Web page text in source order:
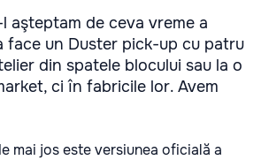
aşteptam de ceva vreme a
face un Duster pick-up cu patru
din spatele blocului sau la o
ci în fabricile lor. Avem
mai jos este versiunea oficială a